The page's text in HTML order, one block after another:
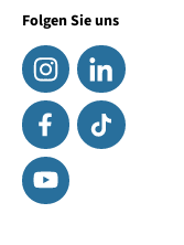
Folgen Sie uns